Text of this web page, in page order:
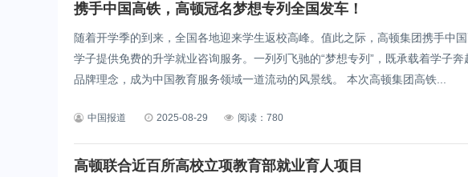
携手中国高铁，高顿冠名梦想专列全国发车！
随着开学季的到来，全国各地迎来学生返校高峰。值此之际，高顿集团携手中
学子提供免费的升学就业咨询服务。一列列飞驰的“梦想专列”，既承载着学子
品牌理念，成为中国教育服务领域一道流动的风景线。 本次高顿集团高铁...
中国报道 2025-08-29 阅读：780
高顿联合近百所高校立项教育部就业育人项目